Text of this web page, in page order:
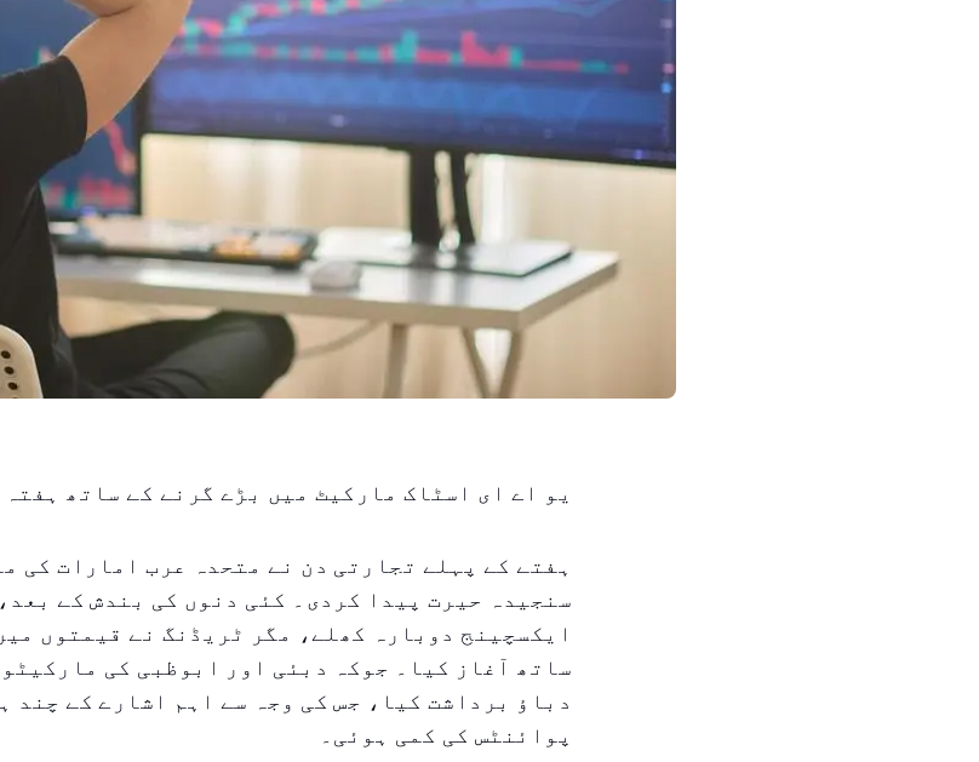
یو اے ای اسٹاک مارکیٹ میں بڑے گرنے کے ساتھ ہفتہ
ہفتے کے پہلے تجارتی دن نے متحدہ عرب امارات کی
سنجیدہ حیرت پیدا کردی۔ کئی دنوں کی بندش کے
ایکسچینج دوبارہ کھلے، مگر ٹریڈنگ نے قیمتوں
ساتھ آغاز کیا۔ جوکہ دبئی اور ابوظبی کی
دباؤ برداشت کیا، جس کی وجہ سے اہم اشارے کے چند
پوائنٹس کی کمی ہوئی۔